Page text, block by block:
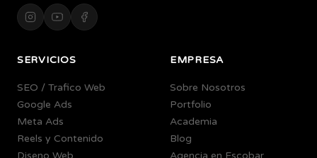
SERVICIOS
SEO / Trafico Web
Google Ads
Meta Ads
Reels y Contenido
Diseno Web
EMPRESA
Sobre Nosotros
Portfolio
Academia
Blog
Agencia en Escobar